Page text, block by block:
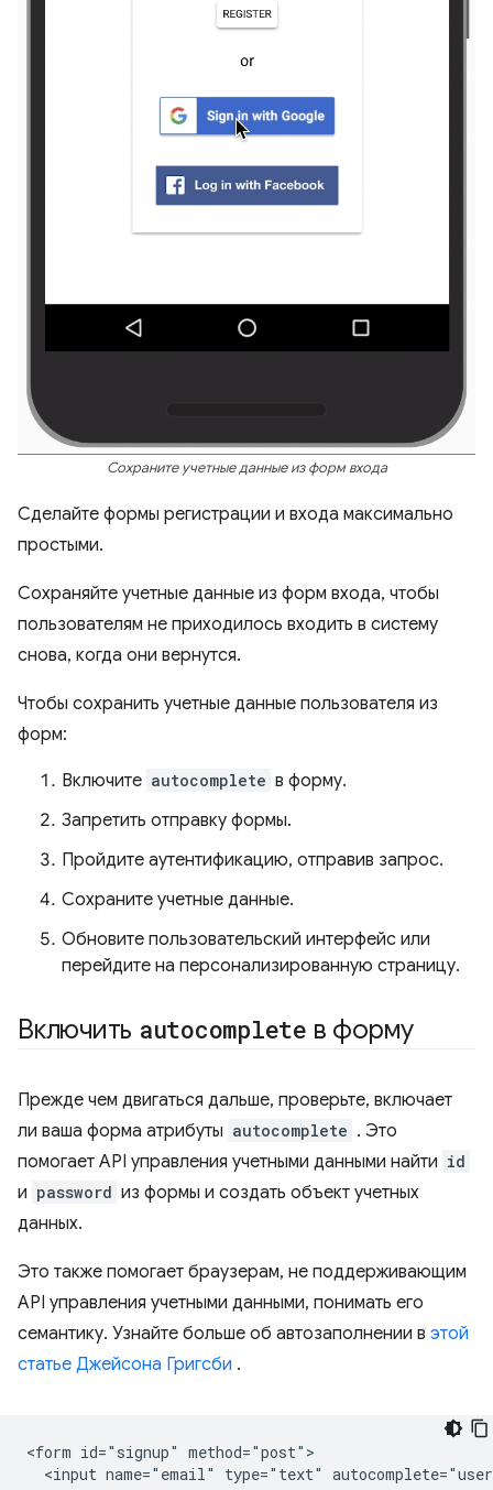
Сохраните учетные данные из форм входа
Сделайте формы регистрации и входа максимально
простыми.
Сохраняйте учетные данные из форм входа, чтобы
пользователям не приходилось входить в систему
снова, когда они вернутся.
Чтобы сохранить учетные данные пользователя из
форм:
Включите autocomplete в форму.
Запретить отправку формы.
Пройдите аутентификацию, отправив запрос.
Сохраните учетные данные.
Обновите пользовательский интерфейс или
перейдите на персонализированную страницу.
Включить autocomplete в форму
Прежде чем двигаться дальше, проверьте, включает
ли ваша форма атрибуты autocomplete . Это
помогает API управления учетными данными найти id
и password из формы и создать объект учетных
данных.
Это также помогает браузерам, не поддерживающим
API управления учетными данными, понимать его
семантику. Узнайте больше об автозаполнении в этой
статье Джейсона Григсби .
<form id="signup" method="post">
<input name="email" type="text"